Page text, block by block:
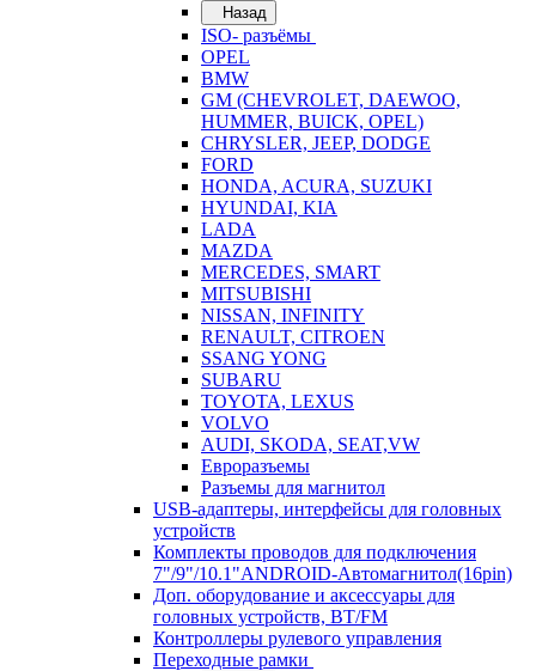
Назад
ISO- разъёмы
OPEL
BMW
GM (CHEVROLET, DAEWOO,
HUMMER, BUICK, OPEL)
CHRYSLER, JEEP, DODGE
FORD
HONDA, ACURA, SUZUKI
HYUNDAI, KIA
LADA
MAZDA
MERCEDES, SMART
MITSUBISHI
NISSAN, INFINITY
RENAULT, CITROEN
SSANG YONG
SUBARU
TOYOTA, LEXUS
VOLVO
AUDI, SKODA, SEAT,VW
Евроразъемы
Разъемы для магнитол
USB-адаптеры, интерфейсы для головных
устройств
Комплекты проводов для подключения
7"/9"/10.1"ANDROID-Автомагнитол(16pin)
Доп. оборудование и аксессуары для
головных устройств, BT/FM
Контроллеры рулевого управления
Переходные рамки